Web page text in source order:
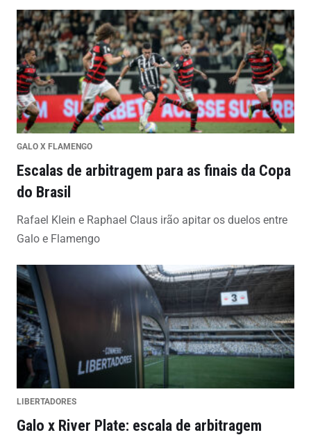
GALO X FLAMENGO
Escalas de arbitragem para as finais da Copa
do Brasil
Rafael Klein e Raphael Claus irão apitar os duelos entre
Galo e Flamengo
LIBERTADORES
Galo x River Plate: escala de arbitragem